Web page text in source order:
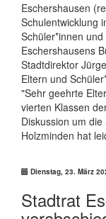
Eschershausen
Schulentwicklung
Schüler*innen
Eschershausens
Stadtdirektor
Eltern und
"Sehr geehrte
vierten Klassen
Diskussion um
Holzminden hat
Dienstag, 23. März
Stadtrat